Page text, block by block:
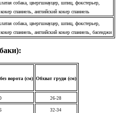
собака, цвергшнауцер, шпиц, фокстерьер,
спаниель, английский кокер спаниель
собака, цвергшнауцер, шпиц, фокстерьер,
спаниель, английский кокер спаниель, басенджи
ворота (см) Обхват груди (см)
26-28
32-34